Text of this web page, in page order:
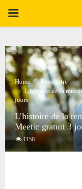
PRIMARY
Home
Rencontre
L’histoire de la
jours
L’histoire de la
Meetic gratuit 3
1158